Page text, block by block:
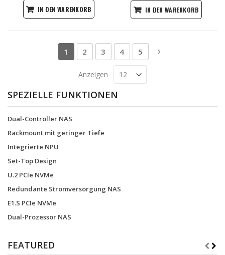
IN DEN WARENKORB IN DEN WARENKORB
Seite
Sie lesen gerade die Seite
1 Seite
2 Seite
3 Seite
4 Seite
5 Seite
Weiter
Anzeigen
SPEZIELLE FUNKTIONEN
Dual-Controller NAS
Rackmount mit geringer Tiefe
Integrierte NPU
Set-Top Design
U.2 PCIe NVMe
Redundante Stromversorgung NAS
E1.S PCIe NVMe
Dual-Prozessor NAS
FEATURED